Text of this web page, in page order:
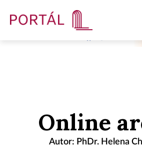
ČasopisyOnline
Autor: PhDr. Helena